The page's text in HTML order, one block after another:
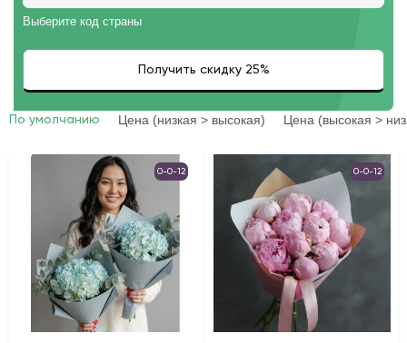
Выберите код страны
По умолчанию Цена (низкая > высокая) Цена (высокая >
0-0-12 0-0-12